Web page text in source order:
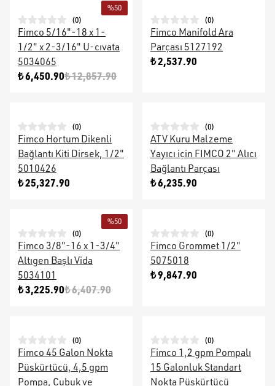
%50
(0)
Fimco 5/16"-18 x 1-
1/2" x 2-3/16" U-cıvata
5034065
₺ 6,450.90₺ 12,857.90
(0)
Fimco Manifold Ara
Parçası 5127192
₺ 2,537.90
(0)
Fimco Hortum Dikenli
Bağlantı Kiti Dirsek, 1/2"
5010426
₺ 25,327.90
(0)
ATV Kuru Malzeme
Yayıcı için FIMCO 2" Alıcı
Bağlantı Parçası
₺ 6,235.90
%50
(0)
Fimco 3/8"-16 x 1-3/4"
Altıgen Başlı Vida
5034101
₺ 3,225.90₺ 6,407.90
(0)
Fimco Grommet 1/2"
5075018
₺ 9,847.90
(0)
Fimco 45 Galon Nokta
Püskürtücü, 4,5 gpm
Pompa, Çubuk ve
(0)
Fimco 1,2 gpm Pompalı
15 Galonluk Standart
Nokta Püskürtücü